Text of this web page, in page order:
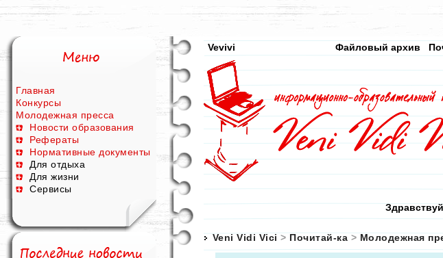
Главная
Конкурсы
Молодежная пресса
Новости образования
Рефераты
Нормативные документы
Для отдыха
Для жизни
Сервисы
Vevivi Файловый архив
Veni Vidi Vici > Почитай-ка > Молодежная